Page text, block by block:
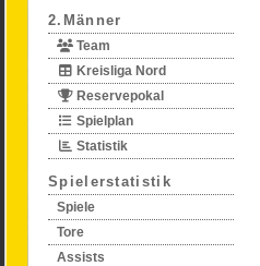
2.Männer
Team
Kreisliga Nord
Reservepokal
Spielplan
Statistik
Spielerstatistik
Spiele
Tore
Assists